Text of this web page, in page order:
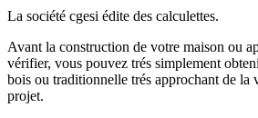
La société cgesi édite des calculettes.
Avant la construction de votre maison ou
vérifier, vous pouvez trés simplement
bois ou traditionnelle trés approchant de la
projet.